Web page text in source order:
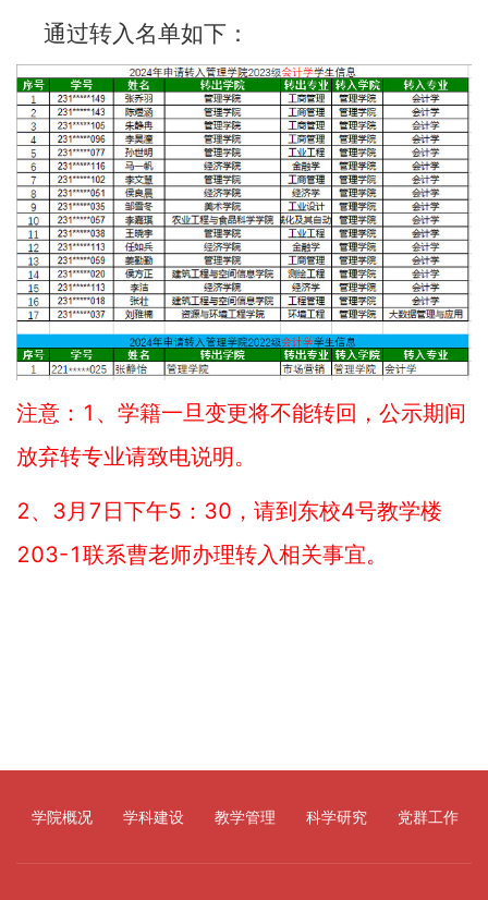
通过转入名单如下：
注意：1、学籍一旦变更将不能转回，公示期间
放弃转专业请致电说明。
2、3月7日下午5：30，请到东校4号教学楼
203-1联系曹老师办理转入相关事宜。
学院概况 学科建设 教学管理 科学研究 党群工作